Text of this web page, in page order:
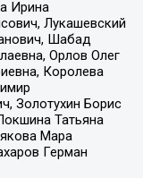
Ирина
Лукашевский
Шабад
Орлов Олег
Королева
Золотухин Борис
Татьяна
Мара
Герман